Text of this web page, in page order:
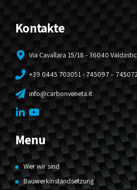
Kontakte
Via Cavallara 15/18 - 36040
+39 0445 703051 - 745097 –
info@carbonveneta.it
Menu
Wer wir sind
Bauwerkinstandsetzung